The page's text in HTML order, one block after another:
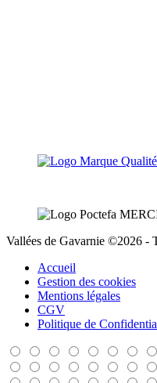
Vallées de Gavarnie ©2026 -
Accueil
Gestion des cookies
Mentions légales
CGV
Politique de